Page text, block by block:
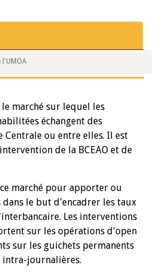
l'UMOA
marché sur lequel les
échangent des
Centrale ou entre elles. Il est
de la BCEAO et de
marché pour apporter ou
le but d'encadrer les taux
Les interventions
sur les opérations d'open
sur les guichets permanents
intra-journalières.